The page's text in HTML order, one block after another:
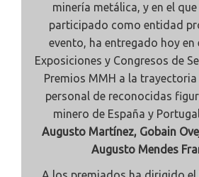
minería metálica, y en el que
participado como entidad
evento, ha entregado hoy en
Exposiciones y Congresos de
Premios MMH a la
personal de reconocidas
minero de España y
Augusto Martínez, Gobain
Augusto Mendes